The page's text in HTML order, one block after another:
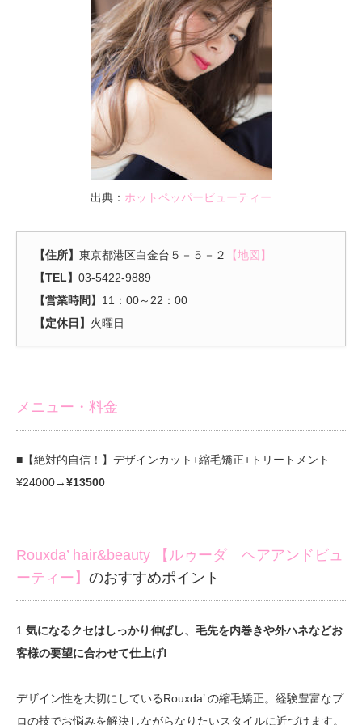
出典： ホットペッパービューティー
【住所】 東京都港区白金台５－５－２
【地図】
【TEL】 03-5422-9889
【営業時間】 11：00～22：00
【定休日】 火曜日
メニュー・料金
■【絶対的自信！】デザインカット+縮毛矯正+トリートメント
¥24000→¥13500
Rouxda’ hair&beauty 【ルゥーダ ヘアアンドビュ
ーティー】 のおすすめポイント
1. 気になるクセはしっかり伸ばし、毛先を内巻きや外ハネなどお
客様の要望に合わせて仕上げ!
デザイン性を大切にしているRouxda’ の縮毛矯正。経験豊富なプ
ロの技でお悩みを解決しながらなりたいスタイルに近づけます。